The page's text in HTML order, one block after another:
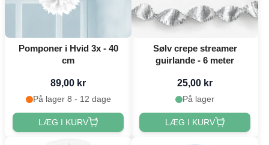
Pomponer i Hvid 3x - 40
cm
89,00 kr
På lager 8 - 12 dage
LÆG I KURV
Sølv crepe streamer
guirlande - 6 meter
25,00 kr
På lager
LÆG I KURV